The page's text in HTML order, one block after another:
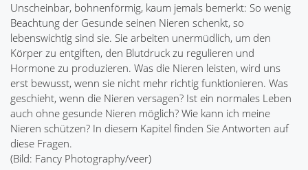
Unscheinbar, bohnenförmig, kaum jemals bemerkt: So wenig
Beachtung der Gesunde seinen Nieren schenkt, so
lebenswichtig sind sie. Sie arbeiten unermüdlich, um den
Körper zu entgiften, den Blutdruck zu regulieren und
Hormone zu produzieren. Was die Nieren leisten, wird uns
erst bewusst, wenn sie nicht mehr richtig funktionieren. Was
geschieht, wenn die Nieren versagen? Ist ein normales Leben
auch ohne gesunde Nieren möglich? Wie kann ich meine
Nieren schützen? In diesem Kapitel finden Sie Antworten auf
diese Fragen.
(Bild: Fancy Photography/veer)